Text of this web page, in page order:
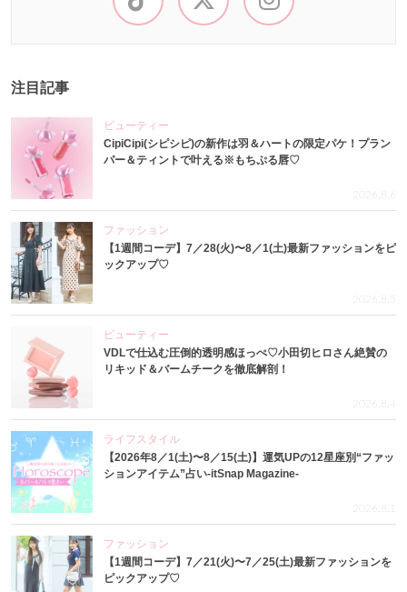
注目記事
ビューティー
CipiCipi(シピシピ)の新作は羽＆ハートの限定パケ！プラン
パー＆ティントで叶える※もちぷる唇♡
2026.8.6
ファッション
【1週間コーデ】7／28(火)〜8／1(土)最新ファッションをピ
ックアップ♡
2026.8.5
ビューティー
VDLで仕込む圧倒的透明感ほっぺ♡小田切ヒロさん絶賛の
リキッド＆バームチークを徹底解剖！
2026.8.4
ライフスタイル
【2026年8／1(土)〜8／15(土)】運気UPの12星座別“ファッ
ションアイテム”占い-itSnap Magazine-
2026.8.1
ファッション
【1週間コーデ】7／21(火)〜7／25(土)最新ファッションを
ピックアップ♡